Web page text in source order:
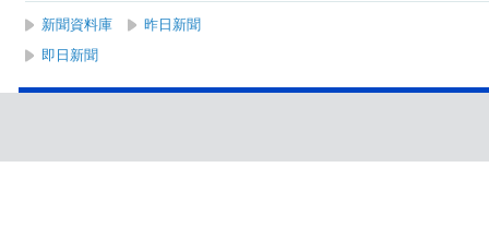
新聞資料庫
昨日新聞
即日新聞